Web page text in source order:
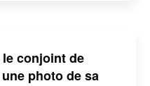
conjoint de
photo de sa